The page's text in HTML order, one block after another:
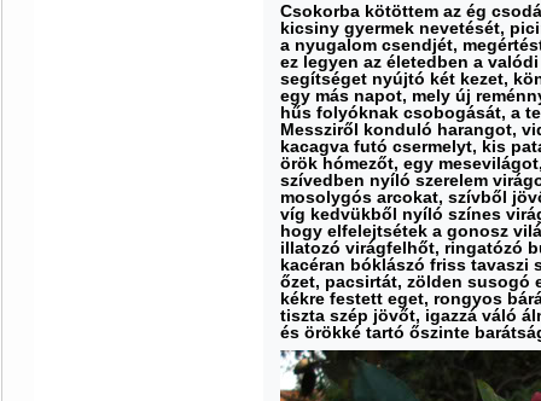
Csokorba kötöttem az ég
kicsiny gyermek nevetését,
a nyugalom csendjét,
ez legyen az életedben a
segítséget nyújtó két kezet,
egy más napot, mely új
hűs folyóknak csobogását, a
Messziről konduló harangot,
kacagva futó csermelyt, kis
örök hómezőt, egy
szívedben nyíló szerelem
mosolygós arcokat, szívből
víg kedvükből nyíló színes
hogy elfelejtsétek a gonosz
illatozó virágfelhőt, ringatózó
kacéran bóklászó friss tavaszi
őzet, pacsirtát, zölden susogó
kékre festett eget, rongyos
tiszta szép jövőt, igazzá váló
és örökké tartó őszinte